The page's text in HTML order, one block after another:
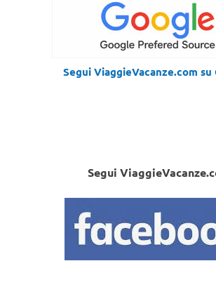
Segui ViaggieVacanze.com su
Segui